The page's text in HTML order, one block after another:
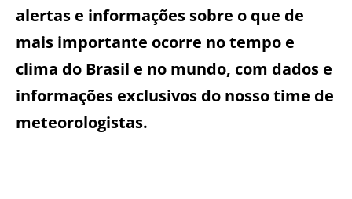
alertas e informações sobre o que de
mais importante ocorre no tempo e
clima do Brasil e no mundo, com dados e
informações exclusivos do nosso time de
meteorologistas.